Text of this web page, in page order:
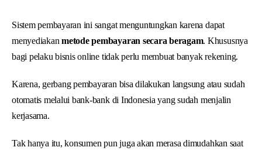
Sistem pembayaran ini sangat menguntungkan karena dapat
menyediakanmetode pembayaran secara beragam. Khususnya
bagi pelaku bisnis online tidak perlu membuat banyak rekening.
Karena, gerbang pembayaran bisa dilakukan langsung atau sudah
otomatis melalui bank-bank di Indonesia yang sudah menjalin
kerjasama.
Tak hanya itu, konsumen pun juga akan merasa dimudahkan saat